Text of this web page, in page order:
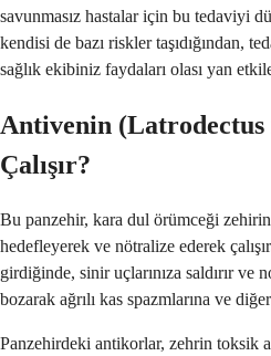
savunmasız hastalar için bu tedaviyi
kendisi de bazı riskler taşıdığından,
sağlık ekibiniz faydaları olası yan
Antivenin (Latrodectus
Çalışır?
Bu panzehir, kara dul örümceği
hedefleyerek ve nötralize ederek
girdiğinde, sinir uçlarınıza saldırır
bozarak ağrılı kas spazmlarına ve
Panzehirdeki antikorlar, zehrin toksik